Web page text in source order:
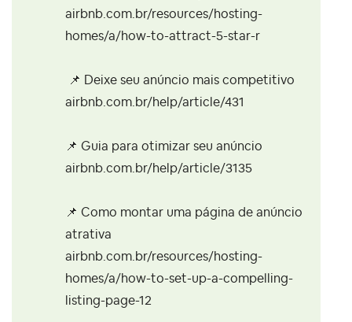
airbnb.com.br/resources/hosting-
homes/a/how-to-attract-5-star-r
📌 Deixe seu anúncio mais competitivo
airbnb.com.br/help/article/431
📌 Guia para otimizar seu anúncio
airbnb.com.br/help/article/3135
📌 Como montar uma página de anúncio
atrativa
airbnb.com.br/resources/hosting-
homes/a/how-to-set-up-a-compelling-
listing-page-12